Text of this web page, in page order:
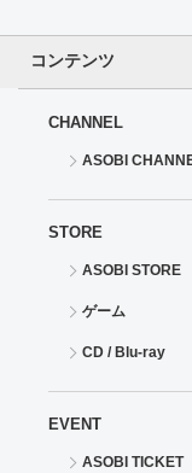
コンテンツ
CHANNEL
ASOBI
STORE
ASOBI STORE
ゲーム
CD / Blu-ray
EVENT
ASOBI TICKET